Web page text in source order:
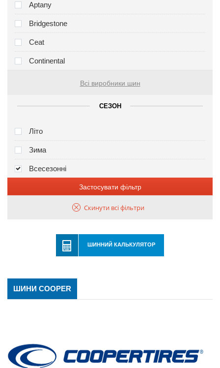
Aptany
Bridgestone
Ceat
Continental
Всі виробники шин
СЕЗОН
Літо
Зима
Всесезонні
Застосувати фільтр
Скинути всі фільтри
ШИННИЙ КАЛЬКУЛЯТОР
ШИНИ COOPER